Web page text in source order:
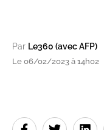
Par Le360 (avec AFP)
Le 06/02/2023 à 14h02